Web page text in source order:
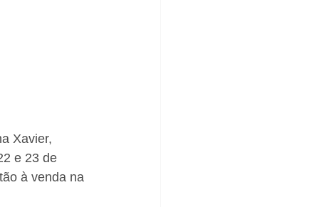
Xavier,
e 23 de
à venda na